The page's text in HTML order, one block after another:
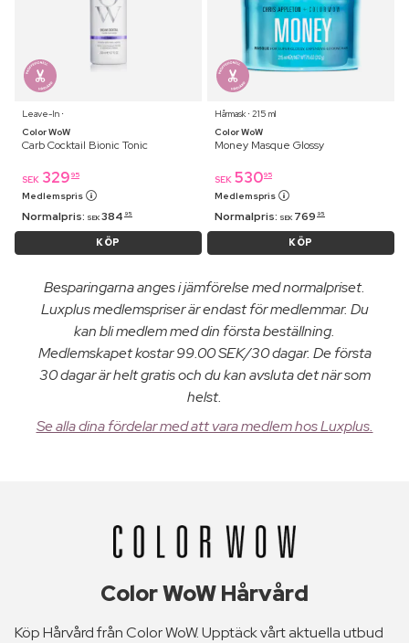
Leave-In ⋅
Color WoW
Carb Cocktail Bionic Tonic
SEK 329 95
Medlemspris
Normalpris: SEK 384 95
KÖP
Hårmask ⋅ 215 ml
Color WoW
Money Masque Glossy
SEK 53095
Medlemspris
Normalpris: SEK 769 95
KÖP
Besparingarna anges i jämförelse med normalpriset.
Luxplus medlemspriser är endast för medlemmar. Du
kan bli medlem med din första beställning.
Medlemskapet kostar 99.00 SEK/30 dagar. De första
30 dagar är helt gratis och du kan avsluta det när som
helst.
Se alla dina fördelar med att vara medlem hos Luxplus.
Color WoW Hårvård
Köp Hårvård från Color WoW. Upptäck vårt aktuella utbud